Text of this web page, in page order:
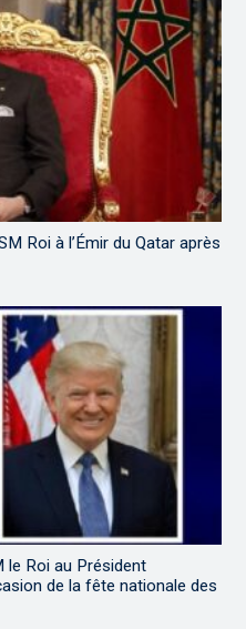
Roi à l’Émir du Qatar après
le Roi au Président
de la fête nationale des